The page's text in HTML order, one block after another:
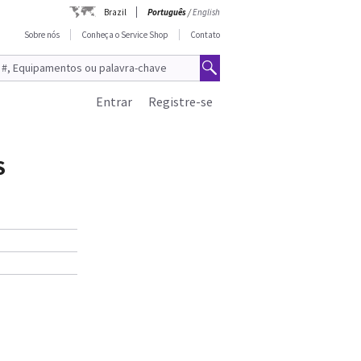
Brazil Português/English
Sobre nós
Conheça o Service Shop Contato
Registre-se
Entrar